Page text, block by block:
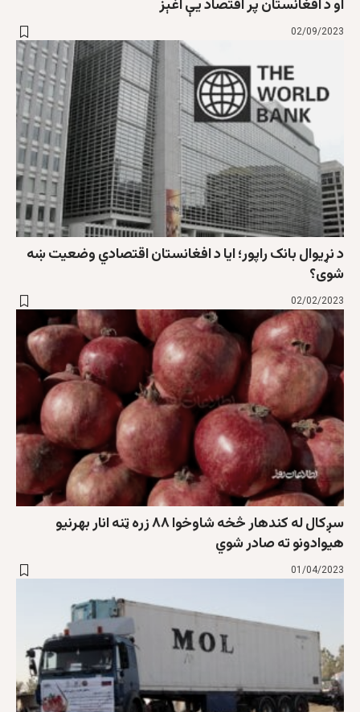
او د افغانستان پر اقتصاد يې اغېز
02/09/2023
د نړيوال بانک راپور؛ ايا د افغانستان اقتصادي وضعيت ښه
شوی؟
02/02/2023
سږکال له کندهار څخه شاوخوا ۸۸ زره ټنه انار بهرنیو
هیوادونو ته صادر شوي
01/04/2023